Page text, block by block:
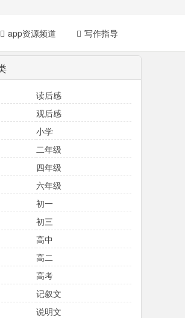
app资源频道 写作指导
读后感
观后感
小学
二年级
四年级
六年级
初一
初三
高中
高二
高考
记叙文
说明文